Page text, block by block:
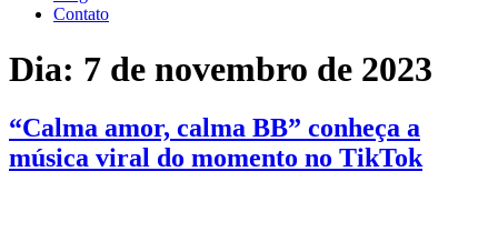
Contato
Dia: 7 de novembro de 2023
“Calma amor, calma BB” conheça a
música viral do momento no TikTok